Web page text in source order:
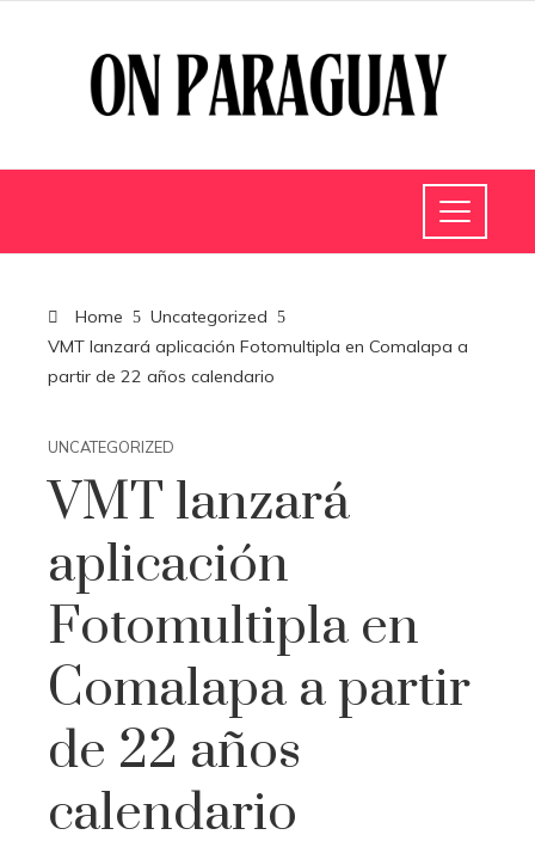
Home
Uncategorized
VMT lanzará aplicación Fotomultipla en Comalapa a
partir de 22 años calendario
UNCATEGORIZED
VMT lanzará
aplicación
Fotomultipla en
Comalapa a partir
de 22 años
calendario